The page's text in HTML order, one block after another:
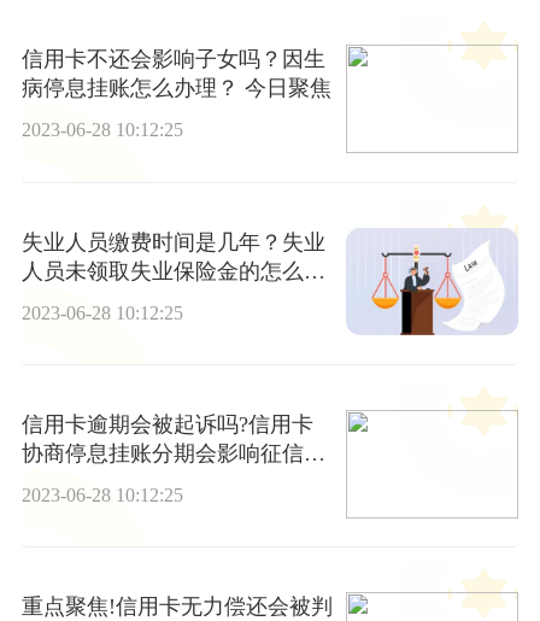
信用卡不还会影响子女吗？因生
病停息挂账怎么办理？ 今日聚焦
2023-06-28 10:12:25
失业人员缴费时间是几年？失业
人员未领取失业保险金的怎么缴
2023-06-28 10:12:25
信用卡逾期会被起诉吗?信用卡
协商停息挂账分期会影响征信
2023-06-28 10:12:25
重点聚焦!信用卡无力偿还会被判